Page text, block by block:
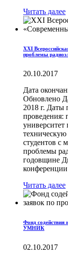
Читать далее
XXI
проблемы
20.10.2017
Дата
Обновлено
2018 г. Даты
проведения:
студентов с
проблемы
годовщине
Читать далее
Фонд содействия
УМНИК
02.10.2017